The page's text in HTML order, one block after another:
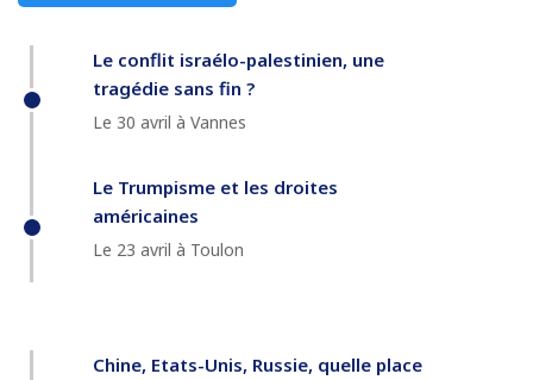
Le conflit israélo-palestinien, une
tragédie sans fin ?
Le 30 avril à Vannes
Le Trumpisme et les droites
américaines
Le 23 avril à Toulon
Chine, Etats-Unis, Russie, quelle place